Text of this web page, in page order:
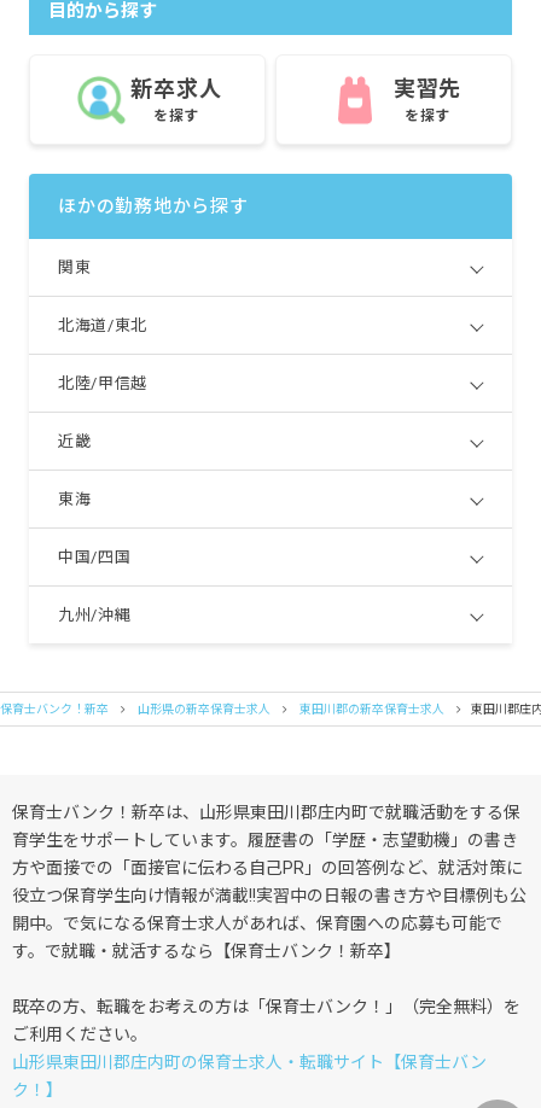
目的から探す
新卒求人
を探す
実習先
を探す
ほかの勤務地から探す
関東
北海道/東北
北陸/甲信越
近畿
東海
中国/四国
九州/沖縄
保育士バンク！新卒 山形県の新卒保育士求人 東田川郡の新卒保育士求人 東田川郡庄
保育士バンク！新卒は、山形県東田川郡庄内町で就職活動をする保
育学生をサポートしています。履歴書の「学歴・志望動機」の書き
方や面接での「面接官に伝わる自己PR」の回答例など、就活対策に
役立つ保育学生向け情報が満載!!実習中の日報の書き方や目標例も公
開中。で気になる保育士求人があれば、保育園への応募も可能で
す。で就職・就活するなら【保育士バンク！新卒】
既卒の方、転職をお考えの方は「保育士バンク！」（完全無料）を
ご利用ください。
山形県東田川郡庄内町の保育士求人・転職サイト【保育士バン
ク！】